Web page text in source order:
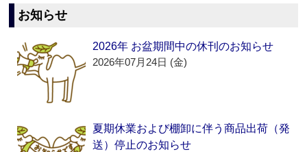
お知らせ
2026年 お盆期間中の休刊のお知らせ
2026年07月24日 (金)
夏期休業および棚卸に伴う商品出荷（発
送）停止のお知らせ